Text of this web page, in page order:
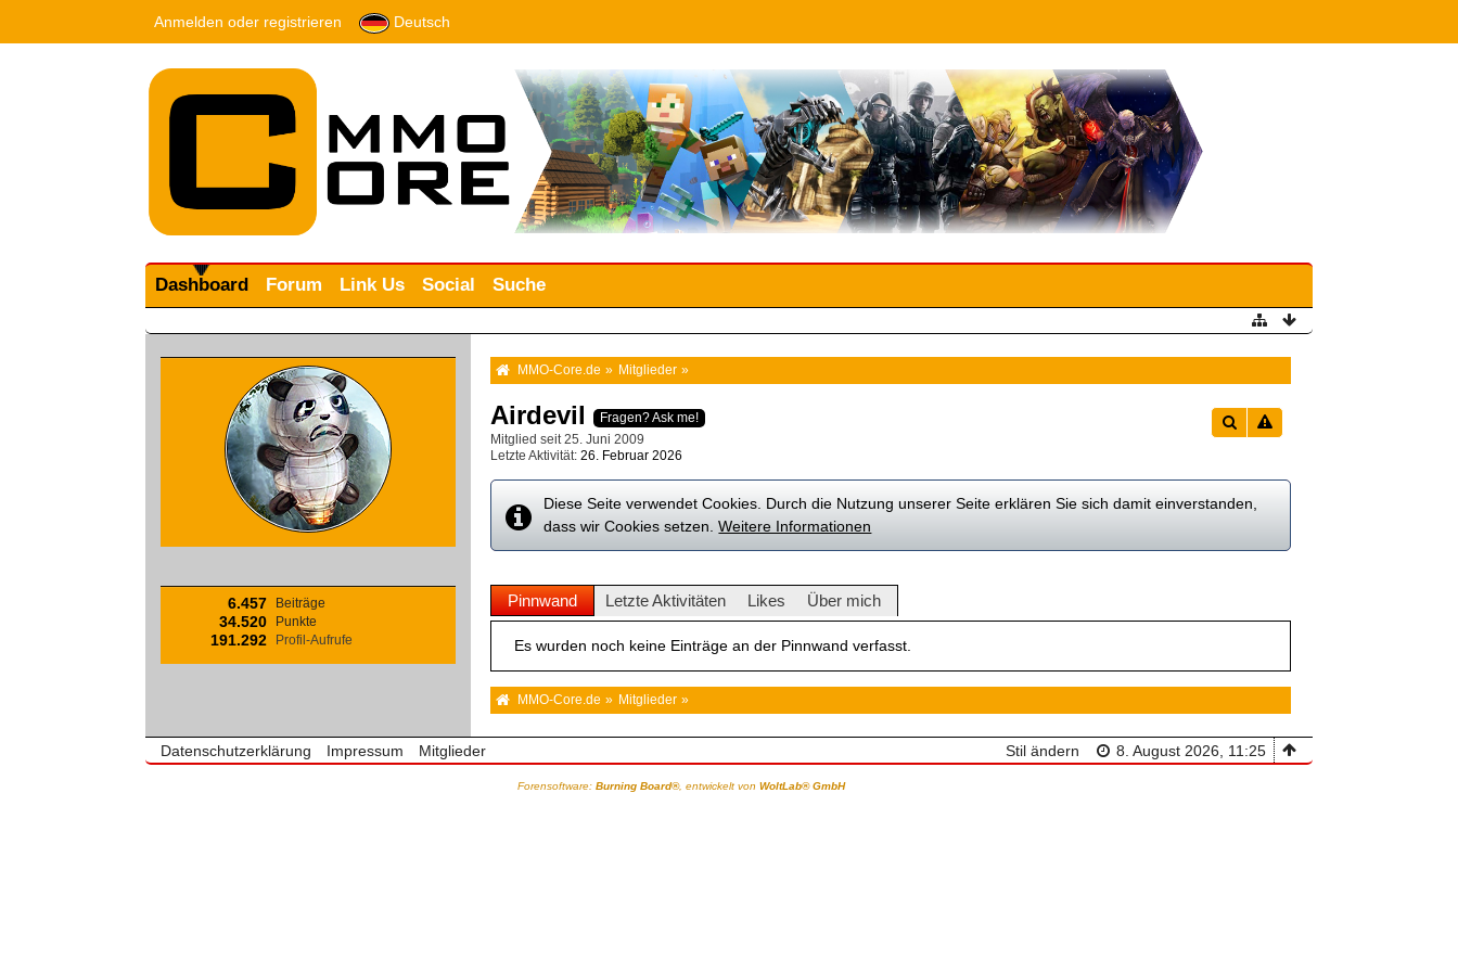
Anmelden oder registrieren Deutsch
Dashboard Forum Link Us Social Suche
Beiträge
6.457
Punkte
34.520
Profil-Aufrufe
191.292
MMO-Core.de » Mitglieder »
Airdevil Fragen? Ask me!
Mitglied seit 25. Juni 2009
Letzte Aktivität 26. Februar 2026
Diese Seite verwendet Cookies. Durch die Nutzung unserer Seite erklären Sie sich damit einverstanden,
dass wir Cookies setzen.Weitere Informationen
Pinnwand Letzte Aktivitäten Likes Über mich
Es wurden noch keine Einträge an der Pinnwand verfasst.
MMO-Core.de » Mitglieder »
Datenschutzerklärung Impressum Mitglieder 8. August 2026, 11:25
Stil ändern
Forensoftware: Burning Board®, entwickelt von WoltLab® GmbH